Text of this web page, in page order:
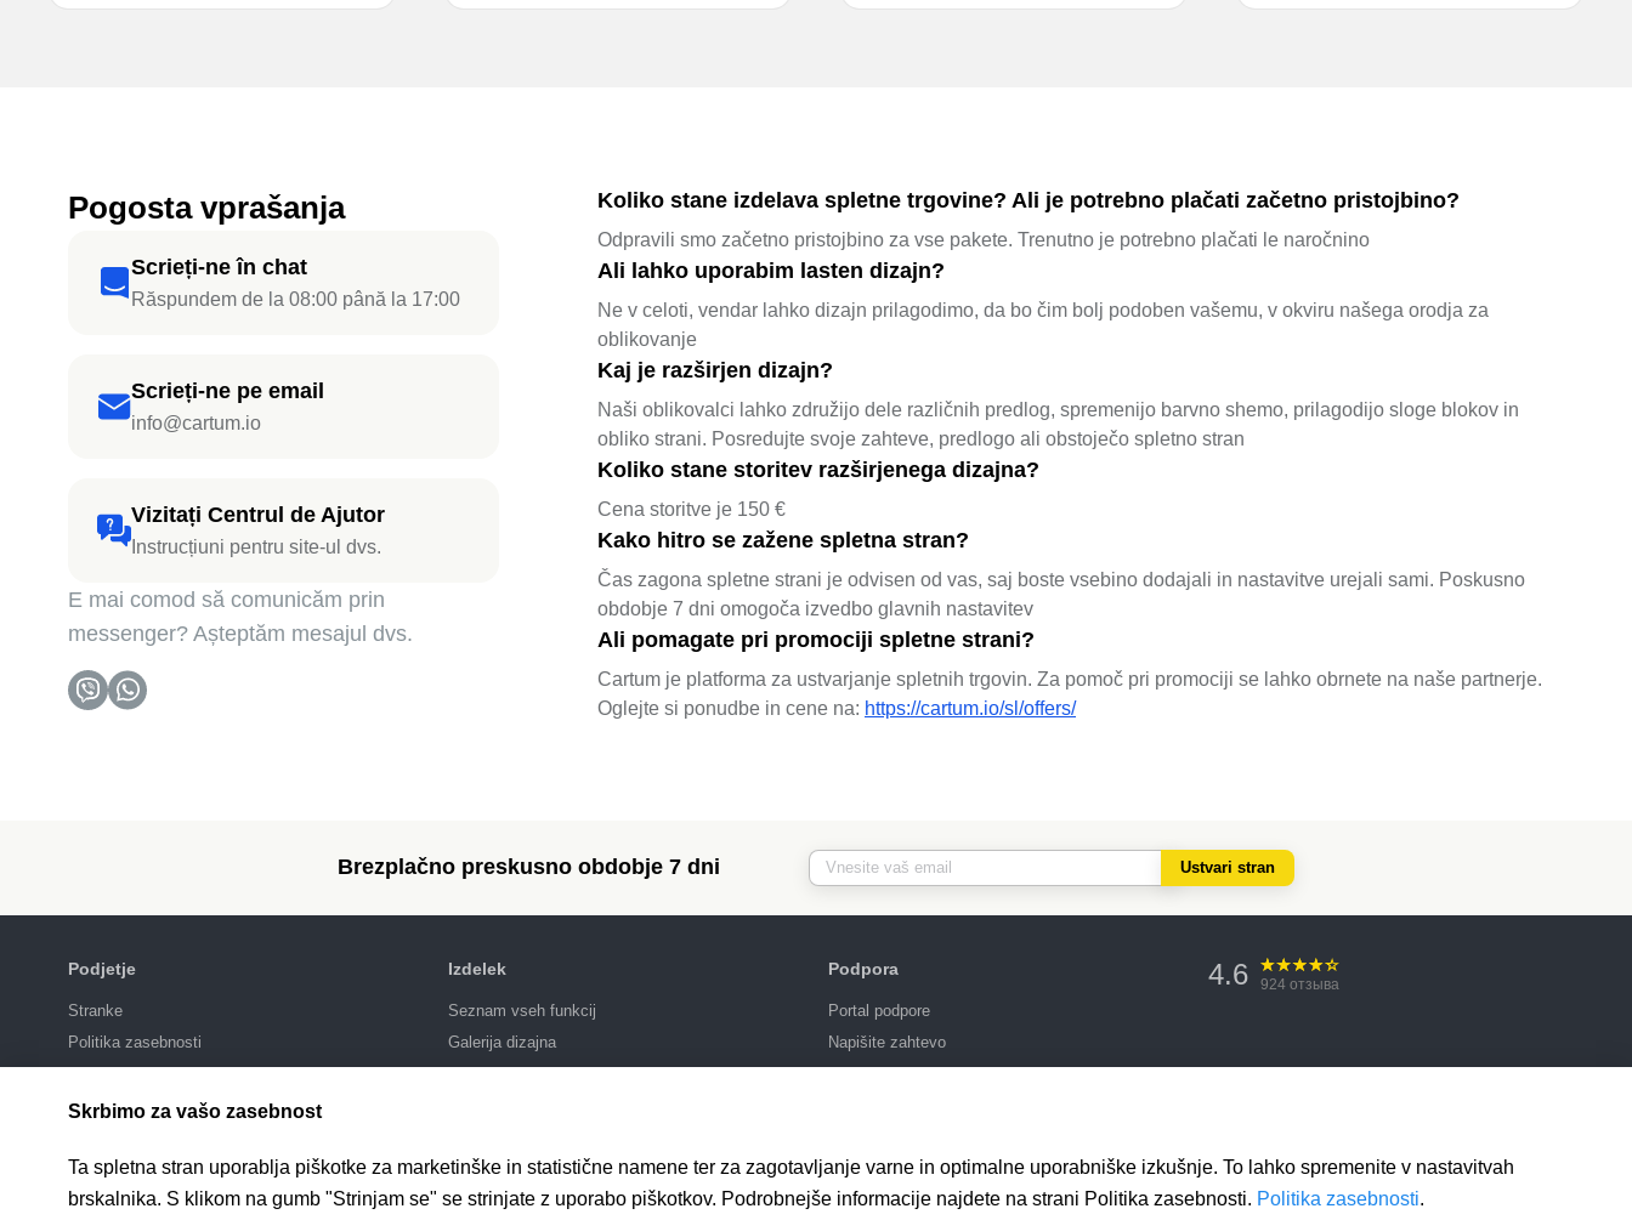
Pogosta vprašanja
Scrieți-ne în chat
Răspundem de la 08:00 până la 17:00
Scrieți-ne pe email
info@cartum.io
Vizitați Centrul de Ajutor
Instrucțiuni pentru site-ul dvs.
E mai comod să comunicăm prin
messenger? Așteptăm mesajul dvs.
Koliko stane izdelava spletne trgovine? Ali je potrebno plačati začetno pristojbino?
Odpravili smo začetno pristojbino za vse pakete. Trenutno je potrebno plačati le naročnino
Ali lahko uporabim lasten dizajn?
Ne v celoti, vendar lahko dizajn prilagodimo, da bo čim bolj podoben vašemu, v okviru našega orodja za
oblikovanje
Kaj je razširjen dizajn?
Naši oblikovalci lahko združijo dele različnih predlog, spremenijo barvno shemo, prilagodijo sloge blokov in
obliko strani. Posredujte svoje zahteve, predlogo ali obstoječo spletno stran
Koliko stane storitev razširjenega dizajna?
Cena storitve je 150 €
Kako hitro se zažene spletna stran?
Čas zagona spletne strani je odvisen od vas, saj boste vsebino dodajali in nastavitve urejali sami. Poskusno
obdobje 7 dni omogoča izvedbo glavnih nastavitev
Ali pomagate pri promociji spletne strani?
Cartum je platforma za ustvarjanje spletnih trgovin. Za pomoč pri promociji se lahko obrnete na naše partnerje.
Oglejte si ponudbe in cene na: https://cartum.io/sl/offers/
Brezplačno preskusno obdobje 7 dni Ustvari stran
Podjetje
Stranke
Politika zasebnosti
Izdelek
Seznam vseh funkcij
Galerija dizajna
Podpora
Portal podpore
Napišite zahtevo
4.6 924 отзыва
Skrbimo za vašo zasebnost
Ta spletna stran uporablja piškotke za marketinške in statistične namene ter za zagotavljanje varne in optimalne uporabniške izkušnje. To lahko spremenite v nastavitvah
brskalnika. S klikom na gumb "Strinjam se" se strinjate z uporabo piškotkov. Podrobnejše informacije najdete na strani Politika zasebnosti. Politika zasebnosti.